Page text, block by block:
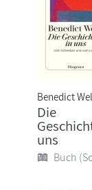
Benedict
Die
uns
Buch